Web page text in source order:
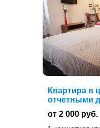
Квартира в
отчетными
от 2 000 руб.